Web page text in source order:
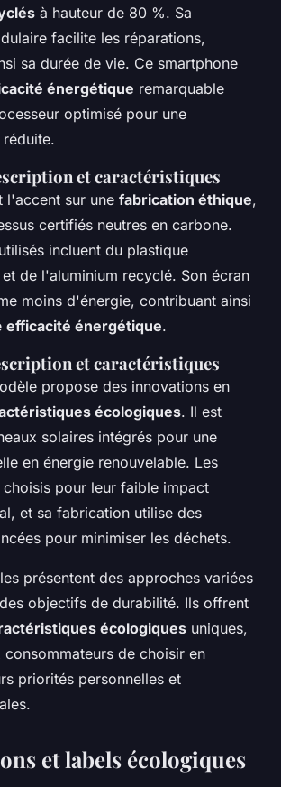
à hauteur de 80 %. Sa
facilite les réparations,
sa durée de vie. Ce smartphone
énergétique remarquable
optimisé pour une
et caractéristiques
l'accent sur une fabrication éthique,
certifiés neutres en carbone.
incluent du plastique
de l'aluminium recyclé. Son écran
moins d'énergie, contribuant ainsi
efficacité énergétique.
et caractéristiques
propose des innovations en
écologiques. Il est
solaires intégrés pour une
en énergie renouvelable. Les
choisis pour leur faible impact
et sa fabrication utilise des
pour minimiser les déchets.
présentent des approches variées
objectifs de durabilité. Ils offrent
écologiques uniques,
consommateurs de choisir en
priorités personnelles et
et labels écologiques